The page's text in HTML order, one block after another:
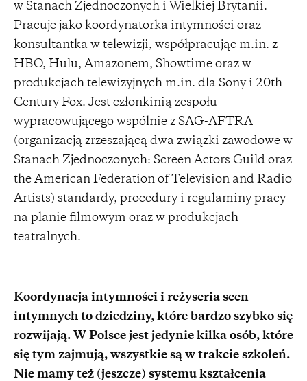
w Stanach Zjednoczonych i Wielkiej Brytanii.
Pracuje jako koordynatorka intymności oraz
konsultantka w telewizji, współpracując m.in. z
HBO, Hulu, Amazonem, Showtime oraz w
produkcjach telewizyjnych m.in. dla Sony i 20th
Century Fox. Jest członkinią zespołu
wypracowującego wspólnie z SAG-AFTRA
(organizacją zrzeszającą dwa związki zawodowe w
Stanach Zjednoczonych: Screen Actors Guild oraz
the American Federation of Television and Radio
Artists) standardy, procedury i regulaminy pracy
na planie filmowym oraz w produkcjach
teatralnych.
Koordynacja intymności i reżyseria scen
intymnych to dziedziny, które bardzo szybko się
rozwijają. W Polsce jest jedynie kilka osób, które
się tym zajmują, wszystkie są w trakcie szkoleń.
Nie mamy też (jeszcze) systemu kształcenia